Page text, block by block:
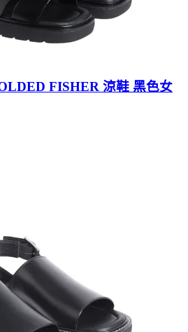
FISHER 涼鞋 黑色女